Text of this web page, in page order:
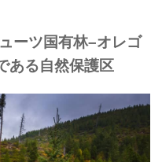
ーツ国有林–オレゴ
ある自然保護区